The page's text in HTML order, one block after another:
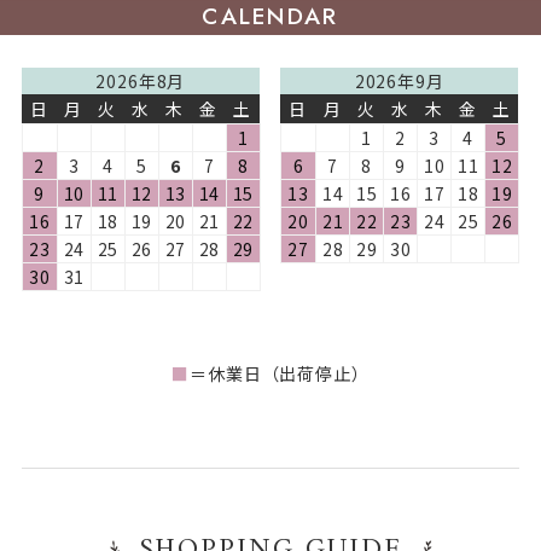
CALENDAR
2026年8月
日
月 火 水 木 金
土
1
2
3 4 5 6 7
8
9
10 11 12 13 14
15
16
17 18 19 20 21
22
23
24 25 26 27 28
29
30
31
2026年9月
日
月 火 水 木 金
土
1
2 3 4
5
6
7 8 9 10 11
12
13
14 15 16 17 18
19
20
21 22 23 24 25
26
27
28 29 30
■ ＝休業日（出荷停止）